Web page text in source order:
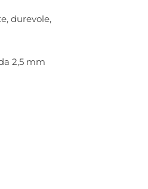
durevole,
2,5 mm